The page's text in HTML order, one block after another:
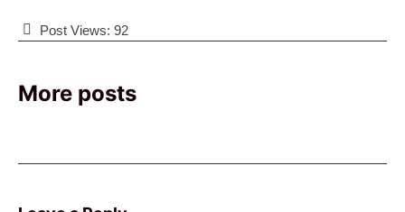
Post Views: 92
More posts